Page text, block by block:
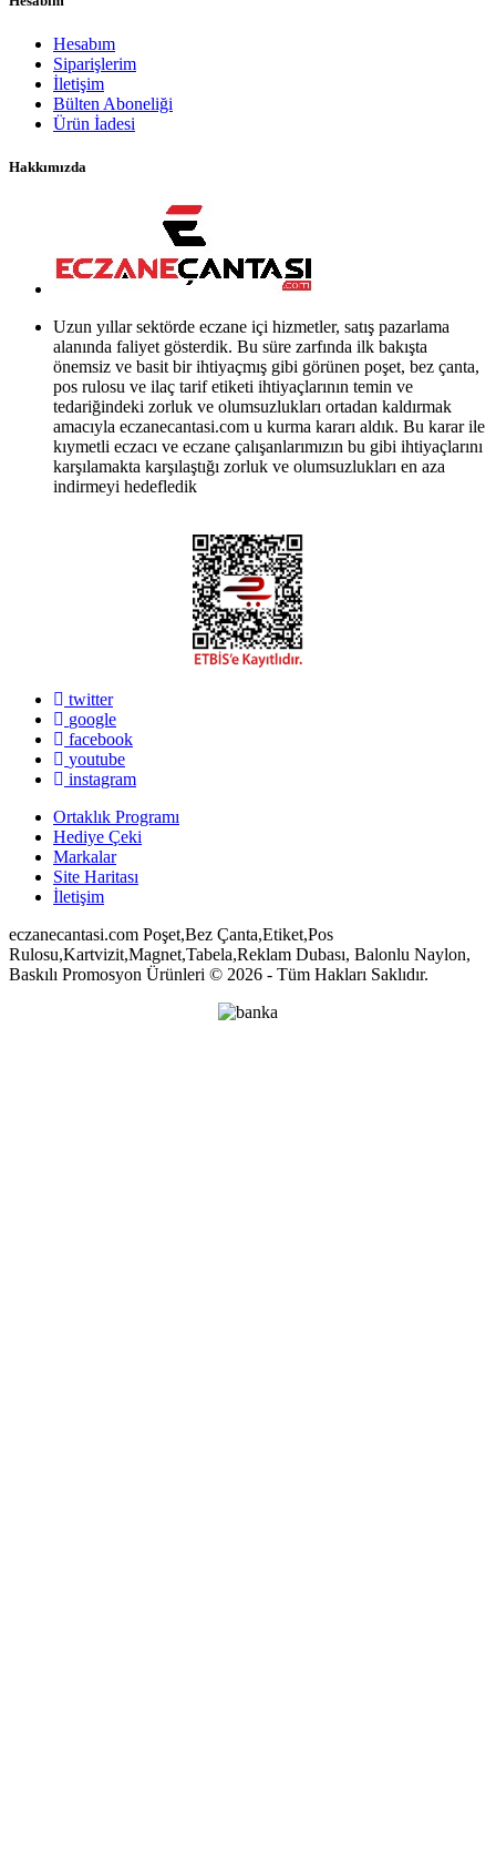
Hesabım
Siparişlerim
İletişim
Bülten Aboneliği
Ürün İadesi
Hakkımızda
Uzun yıllar sektörde eczane içi hizmetler, satış pazarlama
alanında faliyet gösterdik. Bu süre zarfında ilk bakışta
önemsiz ve basit bir ihtiyaçmış gibi görünen poşet, bez çanta,
pos rulosu ve ilaç tarif etiketi ihtiyaçlarının temin ve
tedariğindeki zorluk ve olumsuzlukları ortadan kaldırmak
amacıyla eczanecantasi.com u kurma kararı aldık. Bu karar ile
kıymetli eczacı ve eczane çalışanlarımızın bu gibi ihtiyaçlarını
karşılamakta karşılaştığı zorluk ve olumsuzlukları en aza
indirmeyi hedefledik
twitter
google
facebook
youtube
instagram
Ortaklık Programı
Hediye Çeki
Markalar
Site Haritası
İletişim
eczanecantasi.com Poşet,Bez Çanta,Etiket,Pos
Rulosu,Kartvizit,Magnet,Tabela,Reklam Dubası, Balonlu Naylon,
Baskılı Promosyon Ürünleri © 2026 - Tüm Hakları Saklıdır.